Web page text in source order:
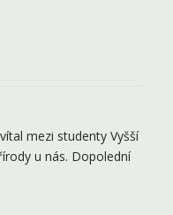
mezi studenty Vyšší
u nás. Dopolední